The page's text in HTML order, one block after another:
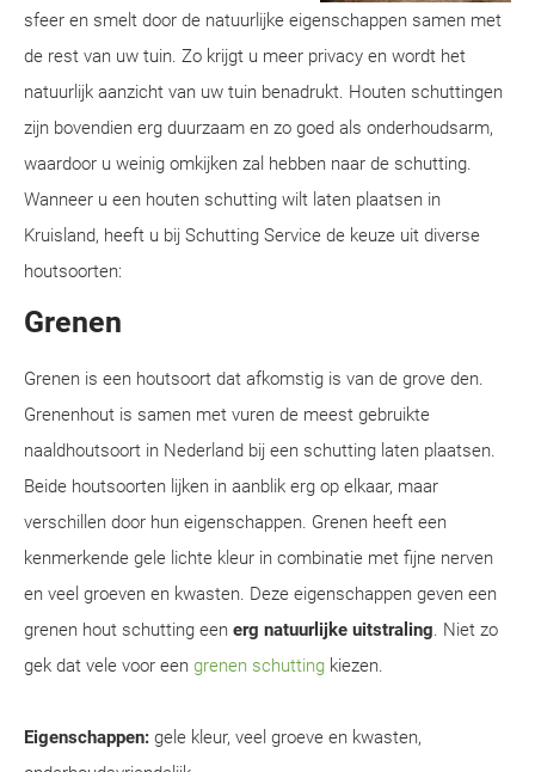
sfeer en smelt door de natuurlijke eigenschappen samen met
de rest van uw tuin. Zo krijgt u meer privacy en wordt het
natuurlijk aanzicht van uw tuin benadrukt. Houten schuttingen
zijn bovendien erg duurzaam en zo goed als onderhoudsarm,
waardoor u weinig omkijken zal hebben naar de schutting.
Wanneer u een houten schutting wilt laten plaatsen in
Kruisland, heeft u bij Schutting Service de keuze uit diverse
houtsoorten:
Grenen
Grenen is een houtsoort dat afkomstig is van de grove den.
Grenenhout is samen met vuren de meest gebruikte
naaldhoutsoort in Nederland bij een schutting laten plaatsen.
Beide houtsoorten lijken in aanblik erg op elkaar, maar
verschillen door hun eigenschappen. Grenen heeft een
kenmerkende gele lichte kleur in combinatie met fijne nerven
en veel groeven en kwasten. Deze eigenschappen geven een
grenen hout schutting een erg natuurlijke uitstraling. Niet zo
gek dat vele voor een grenen schutting kiezen.
Eigenschappen: gele kleur, veel groeve en kwasten,